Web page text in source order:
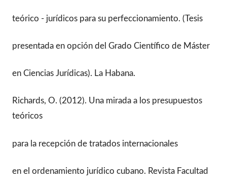
teórico - jurídicos para su perfeccionamiento. (Tesis
presentada en opción del Grado Científico de Máster
en Ciencias Jurídicas). La Habana.
Richards, O. (2012). Una mirada a los presupuestos
teóricos
para la recepción de tratados internacionales
en el ordenamiento jurídico cubano. Revista Facultad